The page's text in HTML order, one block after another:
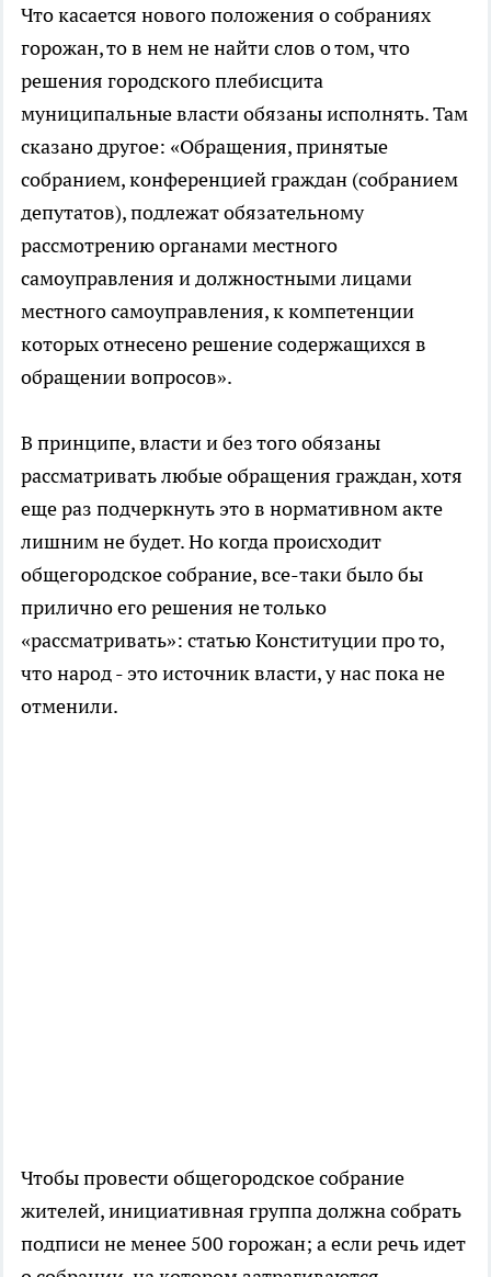
Что касается нового положения о собраниях
горожан, то в нем не найти слов о том, что
решения городского плебисцита
муниципальные власти обязаны исполнять. Там
сказано другое: «Обращения, принятые
собранием, конференцией граждан (собранием
депутатов), подлежат обязательному
рассмотрению органами местного
самоуправления и должностными лицами
местного самоуправления, к компетенции
которых отнесено решение содержащихся в
обращении вопросов».
В принципе, власти и без того обязаны
рассматривать любые обращения граждан, хотя
еще раз подчеркнуть это в нормативном акте
лишним не будет. Но когда происходит
общегородское собрание, все-таки было бы
прилично его решения не только
«рассматривать»: статью Конституции про то,
что народ - это источник власти, у нас пока не
отменили.
Чтобы провести общегородское собрание
жителей, инициативная группа должна собрать
подписи не менее 500 горожан; а если речь идет